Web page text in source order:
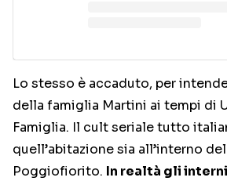
Lo stesso è accaduto, per
della famiglia Martini ai tempi di
Famiglia. Il cult seriale tutto
quell’abitazione sia all’interno
Poggiofiorito. In realtà gli